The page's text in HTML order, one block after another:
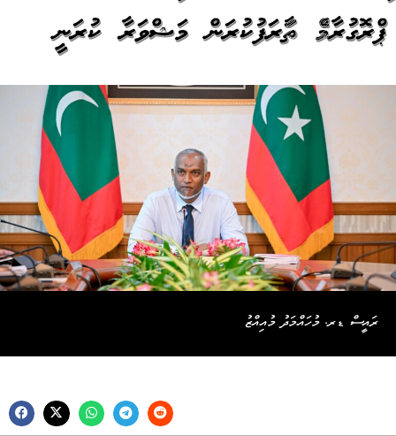
ޕްރޮގުރާމެއް ތައާރަފުކުރަން މަޝްވަރާ ކުރަނީ
ރައީސް ޑރ. މުހައްމަދު މުއިއްޒު